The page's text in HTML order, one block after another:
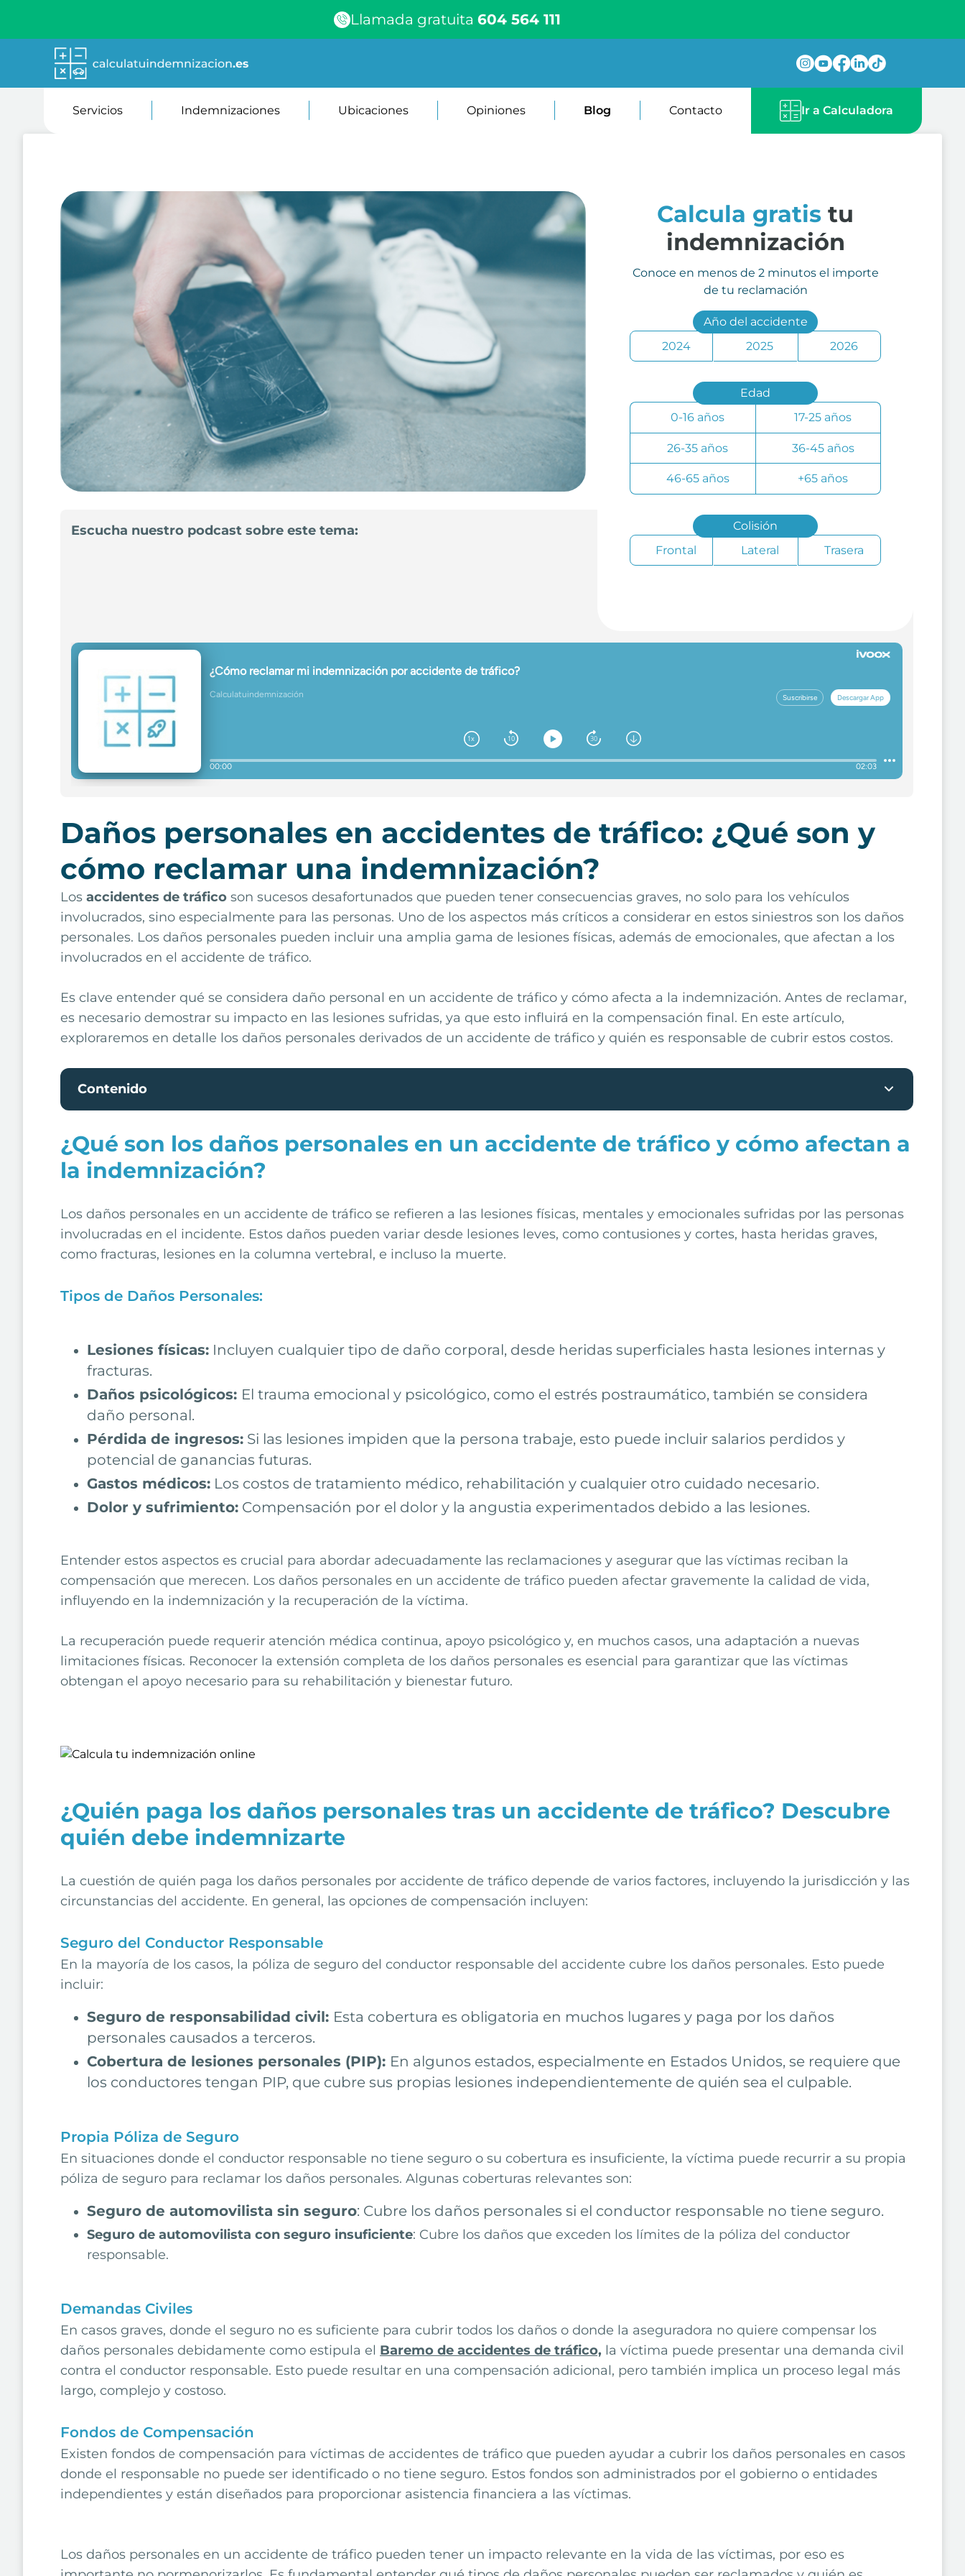
Llamada gratuita604 564 111
Servicios Indemnizaciones Ubicaciones Opiniones Blog Contacto Ir a Calculadora
Calcula gratis tu
indemnización
Conoce en menos de 2 minutos el importe
de tu reclamación
Año del accidente
2024
2025 2026
Edad
0-16 años
17-25 años
26-35 años 36-45 años
46-65 años +65 años
Colisión
Frontal
Lateral Trasera
Escucha nuestro podcast sobre este tema:
Daños personales en accidentes de tráfico: ¿Qué son y
cómo reclamar una indemnización?
Los accidentes de tráfico son sucesos desafortunados que pueden tener consecuencias graves, no solo para los vehículos
involucrados, sino especialmente para las personas. Uno de los aspectos más críticos a considerar en estos siniestros son los daños
personales. Los daños personales pueden incluir una amplia gama de lesiones físicas, además de emocionales, que afectan a los
involucrados en el accidente de tráfico.
Es clave entender qué se considera daño personal en un accidente de tráfico y cómo afecta a la indemnización. Antes de reclamar,
es necesario demostrar su impacto en las lesiones sufridas, ya que esto influirá en la compensación final. En este artículo,
exploraremos en detalle los daños personales derivados de un accidente de tráfico y quién es responsable de cubrir estos costos.
Contenido
¿Qué son los daños personales en un accidente de tráfico y cómo afectan a
la indemnización?
Los daños personales en un accidente de tráfico se refieren a las lesiones físicas, mentales y emocionales sufridas por las personas
involucradas en el incidente. Estos daños pueden variar desde lesiones leves, como contusiones y cortes, hasta heridas graves,
como fracturas, lesiones en la columna vertebral, e incluso la muerte.
Tipos de Daños Personales:
Lesiones físicas: Incluyen cualquier tipo de daño corporal, desde heridas superficiales hasta lesiones internas y
fracturas.
Daños psicológicos: El trauma emocional y psicológico, como el estrés postraumático, también se considera
daño personal.
Pérdida de ingresos: Si las lesiones impiden que la persona trabaje, esto puede incluir salarios perdidos y
potencial de ganancias futuras.
Gastos médicos: Los costos de tratamiento médico, rehabilitación y cualquier otro cuidado necesario.
Dolor y sufrimiento: Compensación por el dolor y la angustia experimentados debido a las lesiones.
Entender estos aspectos es crucial para abordar adecuadamente las reclamaciones y asegurar que las víctimas reciban la
compensación que merecen. Los daños personales en un accidente de tráfico pueden afectar gravemente la calidad de vida,
influyendo en la indemnización y la recuperación de la víctima.
La recuperación puede requerir atención médica continua, apoyo psicológico y, en muchos casos, una adaptación a nuevas
limitaciones físicas. Reconocer la extensión completa de los daños personales es esencial para garantizar que las víctimas
obtengan el apoyo necesario para su rehabilitación y bienestar futuro.
¿Quién paga los daños personales tras un accidente de tráfico? Descubre
quién debe indemnizarte
La cuestión de quién paga los daños personales por accidente de tráfico depende de varios factores, incluyendo la jurisdicción y las
circunstancias del accidente. En general, las opciones de compensación incluyen:
Seguro del Conductor Responsable
En la mayoría de los casos, la póliza de seguro del conductor responsable del accidente cubre los daños personales. Esto puede
incluir:
Seguro de responsabilidad civil: Esta cobertura es obligatoria en muchos lugares y paga por los daños
personales causados a terceros.
Cobertura de lesiones personales (PIP): En algunos estados, especialmente en Estados Unidos, se requiere que
los conductores tengan PIP, que cubre sus propias lesiones independientemente de quién sea el culpable.
Propia Póliza de Seguro
En situaciones donde el conductor responsable no tiene seguro o su cobertura es insuficiente, la víctima puede recurrir a su propia
póliza de seguro para reclamar los daños personales. Algunas coberturas relevantes son:
Seguro de automovilista sin seguro: Cubre los daños personales si el conductor responsable no tiene seguro.
Seguro de automovilista con seguro insuficiente: Cubre los daños que exceden los límites de la póliza del conductor
responsable.
Demandas Civiles
En casos graves, donde el seguro no es suficiente para cubrir todos los daños o donde la aseguradora no quiere compensar los
daños personales debidamente como estipula el Baremo de accidentes de tráfico, la víctima puede presentar una demanda civil
contra el conductor responsable. Esto puede resultar en una compensación adicional, pero también implica un proceso legal más
largo, complejo y costoso.
Fondos de Compensación
Existen fondos de compensación para víctimas de accidentes de tráfico que pueden ayudar a cubrir los daños personales en casos
donde el responsable no puede ser identificado o no tiene seguro. Estos fondos son administrados por el gobierno o entidades
independientes y están diseñados para proporcionar asistencia financiera a las víctimas.
Los daños personales en un accidente de tráfico pueden tener un impacto relevante en la vida de las víctimas, por eso es